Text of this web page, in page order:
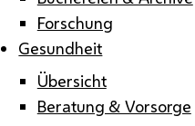
Forschung
Gesundheit
Übersicht
Beratung & Vorsorge